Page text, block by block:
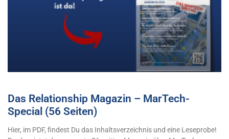
Das Relationship Magazin – MarTech-
Special (56 Seiten)
Hier, im PDF, findest Du das Inhaltsverzeichnis und eine Leseprobe!